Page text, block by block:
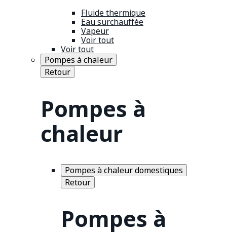
Fluide thermique
Eau surchauffée
Vapeur
Voir tout
Voir tout
Pompes à chaleur
Retour
Pompes à
chaleur
Pompes à chaleur domestiques
Retour
Pompes à